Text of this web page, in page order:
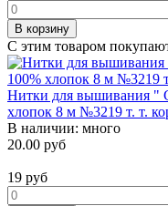
В корзину
С этим товаром
Нитки для вышивания "
хлопок 8 м №3219 т. т.
В наличии: много
20.00 руб
19 руб